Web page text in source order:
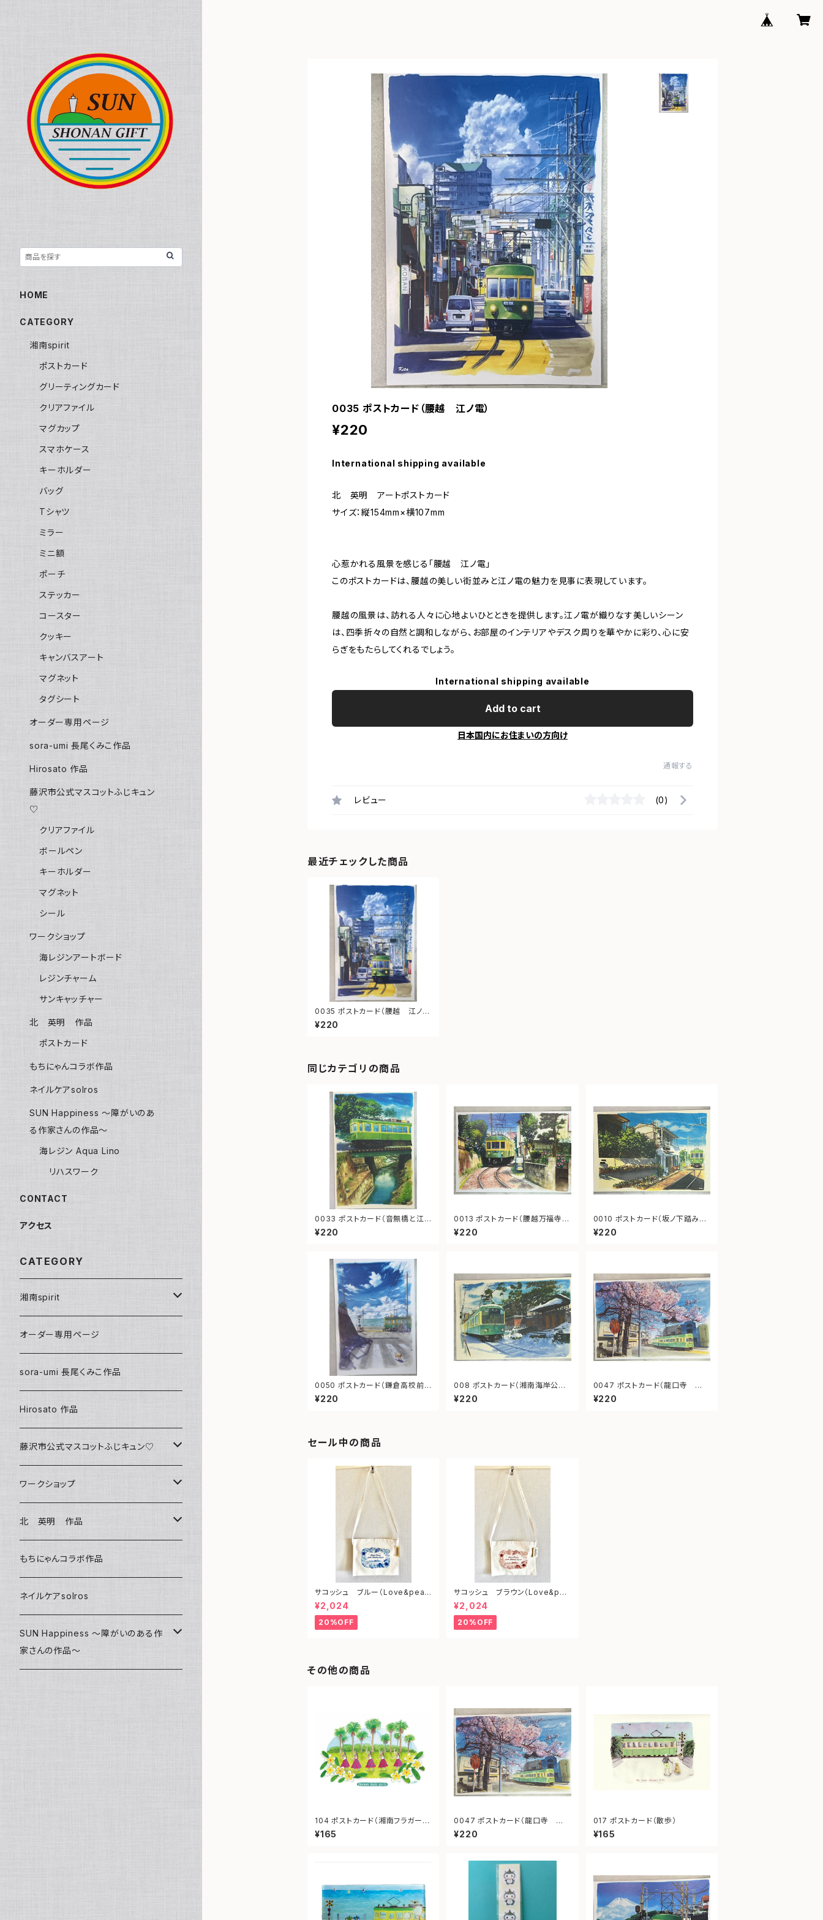
0035 ポストカード（腰越 江ノ電）
¥220
International shipping available
北 英明 アートポストカード
サイズ：縦154mm×横107mm
心惹かれる風景を感じる「腰越 江ノ電」
このポストカードは、腰越の美しい街並みと江ノ電の魅力を見事に表現しています。
腰越の風景は、訪れる人々に心地よいひとときを提供します。江ノ電が織りなす美しいシーン
は、四季折々の自然と調和しながら、お部屋のインテリアやデスク周りを華やかに彩り、心に安
らぎをもたらしてくれるでしょう。
International shipping available
Add to cart
日本国内にお住まいの方向け
通報する
レビュー (0)
最近チェックした商品
0035 ポストカード（腰越 江ノ
電）
¥220
同じカテゴリの商品
0033 ポストカード（音無橋と江ノ
電）
¥220
0013 ポストカード（腰越万福寺前
江ノ電）
¥220
0010 ポストカード（坂ノ下踏み切
り）
¥220
0050 ポストカード（鎌倉高校前1
号踏切）
¥220
008 ポストカード（湘南海岸公園
駅 善乃園）
¥220
0047 ポストカード（龍口寺 江ノ
電）
¥220
セール中の商品
サコッシュ ブルー（Love&peac
e from shonan)
¥2,024
20%OFF
サコッシュ ブラウン（Love&pea
ce from shonan)
¥2,024
20%OFF
その他の商品
104 ポストカード（湘南フラガー
ル）
¥165
0047 ポストカード（龍口寺 江ノ
電）
¥220
017 ポストカード（散歩）
¥165
HOME
CATEGORY
湘南spirit
ポストカード
グリーティングカード
クリアファイル
マグカップ
スマホケース
キーホルダー
バッグ
Tシャツ
ミラー
ミニ額
ポーチ
ステッカー
コースター
クッキー
キャンバスアート
マグネット
タグシート
オーダー専用ページ
sora-umi 長尾くみこ作品
Hirosato 作品
藤沢市公式マスコットふじキュン
♡
クリアファイル
ボールペン
キーホルダー
マグネット
シール
ワークショップ
海レジンアートボード
レジンチャーム
サンキャッチャー
北 英明 作品
ポストカード
もちにゃんコラボ作品
ネイルケアsolros
SUN Happiness ～障がいのあ
る作家さんの作品～
海レジン Aqua Lino
リハスワーク
CONTACT
アクセス
CATEGORY
湘南spirit
ポストカード
グリーティングカード
クリアファイル
マグカップ
スマホケース
キーホルダー
バッグ
Tシャツ
ミラー
ミニ額
オーダー専用ページ
sora-umi 長尾くみこ作品
Hirosato 作品
藤沢市公式マスコットふじキュン♡
クリアファイル
ボールペン
キーホルダー
マグネット
シール
ワークショップ
海レジンアートボード
レジンチャーム
サンキャッチャー
北 英明 作品
ポストカード
もちにゃんコラボ作品
ネイルケアsolros
SUN Happiness ～障がいのある作
家さんの作品～